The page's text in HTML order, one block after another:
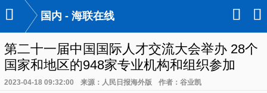
 国内 - 海联在线 󰃙 󰆉
第二十一届中国国际人才交流大会举办 28个
国家和地区的948家专业机构和组织参加
2023-04-18 09:32:00 来源：人民日报海外版 作者：谷业凯